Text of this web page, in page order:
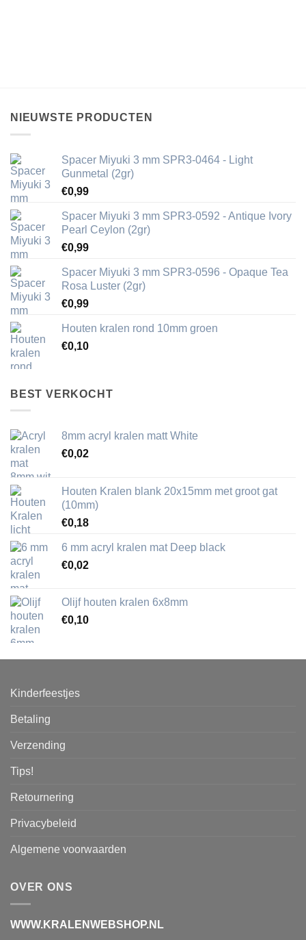
NIEUWSTE PRODUCTEN
Spacer Miyuki 3 mm SPR3-0464 - Light
Gunmetal (2gr)
€0,99
Spacer Miyuki 3 mm SPR3-0592 - Antique Ivory
Pearl Ceylon (2gr)
€0,99
Spacer Miyuki 3 mm SPR3-0596 - Opaque Tea
Rosa Luster (2gr)
€0,99
Houten kralen rond 10mm groen
€0,10
BEST VERKOCHT
8mm acryl kralen matt White
€0,02
Houten Kralen blank 20x15mm met groot gat
(10mm)
€0,18
6 mm acryl kralen mat Deep black
€0,02
Olijf houten kralen 6x8mm
€0,10
Kinderfeestjes
Betaling
Verzending
Tips!
Retournering
Privacybeleid
Algemene voorwaarden
OVER ONS
WWW.KRALENWEBSHOP.NL